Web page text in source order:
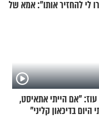
לי להחזיר אותו": אמא של
"אם הייתי אתאיסט,
היום בדיכאון קליני"